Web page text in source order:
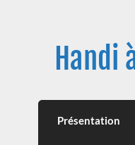
Handi
Une
leur
Présentation